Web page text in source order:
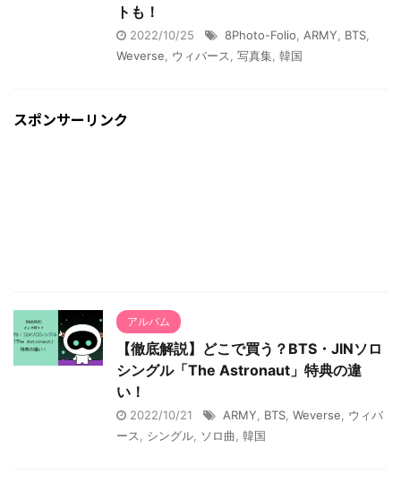
トも！
2022/10/25 8Photo-Folio ARMY BTS
Weverse
ウィバース 写真集 韓国
スポンサーリンク
アルバム
【徹底解説】どこで買う？BTS・JINソロ
シングル「The Astronaut」特典の違
い！
2022/10/21 ARMY BTS Weverse
ウィバ
ース
シングル ソロ曲 韓国